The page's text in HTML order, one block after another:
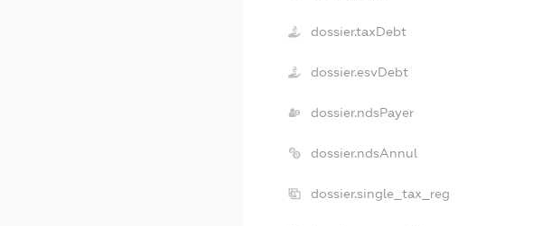
dossier.taxDebt
dossier.esvDebt
dossier.ndsPayer
dossier.ndsAnnul
dossier.single_tax_reg